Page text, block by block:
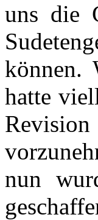
uns die
können.
hatte
nun